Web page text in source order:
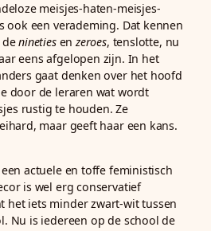
meisjes-haten-meisjes-
ook een verademing. Dat kennen
deninetiesenzeroes, tenslotte, nu
eens afgelopen zijn. In het
gaat denken over het hoofd
door de leraren wat wordt
rustig te houden. Ze
maar geeft haar een kans.
actuele en toffe feministisch
is wel erg conservatief
het iets minder zwart-wit tussen
Nu is iedereen op de school de